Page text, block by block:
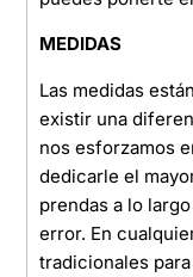
MEDIDAS
Las medidas
existir una
nos esforzamos
dedicarle el
prendas a lo
error. En
tradicionales